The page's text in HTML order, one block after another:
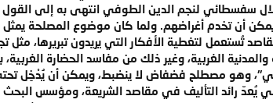
سفسطائي لنجم الدين الطوفي انتهى به إلى القول
أن تخدم أغراضهم. ولما كان موضوع المصلحة
لتغطية الأفكار التي يريدون تبريرها، مثل
الغربية، وغير ذلك من مفاسد الحضارة
وهو مصطلح فضفاض لا ينضبط، ويمكن أن يُدْخِل تحته
يُعدّ رائد التأليف في مقاصد الشريعة، ومؤسس